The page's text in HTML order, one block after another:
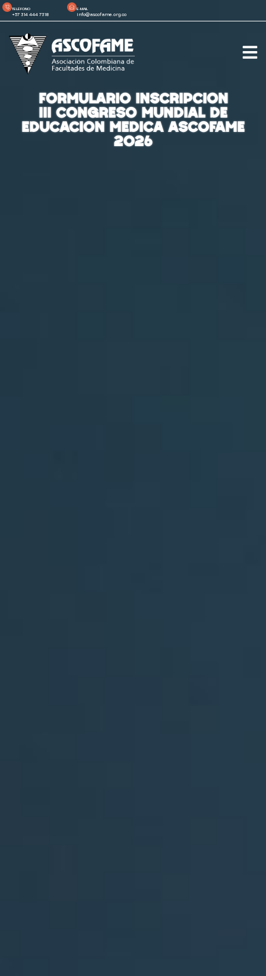
TELÉFONO
+57 314 444 7318
E-MAIL
info@ascofame.org.co
FORMULARIO INSCRIPCION
III CONGRESO MUNDIAL DE
EDUCACION MEDICA ASCOFAME
2026